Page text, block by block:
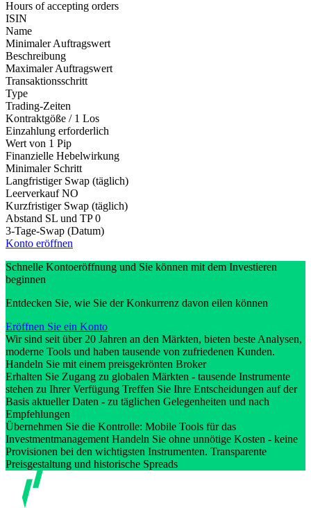
Hours of accepting orders
ISIN
Name
Minimaler Auftragswert
Beschreibung
Maximaler Auftragswert
Transaktionsschritt
Type
Trading-Zeiten
Kontraktgöße / 1 Los
Einzahlung erforderlich
Wert von 1 Pip
Finanzielle Hebelwirkung
Minimaler Schritt
Langfristiger Swap (täglich)
Leerverkauf NO
Kurzfristiger Swap (täglich)
Abstand SL und TP 0
3-Tage-Swap (Datum)
Konto eröffnen
Schnelle Kontoeröffnung und Sie können mit dem Investieren
beginnen
Entdecken Sie, wie Sie der Konkurrenz davon eilen können
Eröffnen Sie ein Konto
Wir sind seit über 20 Jahren an den Märkten, bieten beste Analysen,
moderne Tools und haben tausende von zufriedenen Kunden.
Handeln Sie mit einem preisgekrönten Broker
Erhalten Sie Zugang zu globalen Märkten - tausende Instrumente
stehen zu Ihrer Verfügung Treffen Sie Ihre Entscheidungen auf der
Basis aktueller Daten - zu täglichen Gelegenheiten und nach
Empfehlungen
Übernehmen Sie die Kontrolle: Mobile Tools für das
Investmentmanagement Handeln Sie ohne unnötige Kosten - keine
Provisionen bei den wichtigsten Instrumenten. Transparente
Preisgestaltung und historische Spreads